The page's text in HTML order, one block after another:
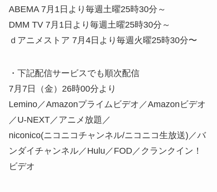
ABEMA 7月1日より毎週土曜25時30分～
DMM TV 7月1日より毎週土曜25時30分～
ｄアニメストア 7月4日より毎週火曜25時30分〜
・下記配信サービスでも順次配信
7月7日（金）26時00分より
Lemino／Amazonプライムビデオ／Amazonビデオ
／U-NEXT／アニメ放題／
niconico(ニコニコチャンネル/ニコニコ生放送)／バ
ンダイチャンネル／Hulu／FOD／クランクイン！
ビデオ